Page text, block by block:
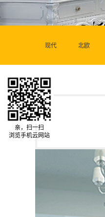
现代 北欧
亲，扫一扫
浏览手机云网站